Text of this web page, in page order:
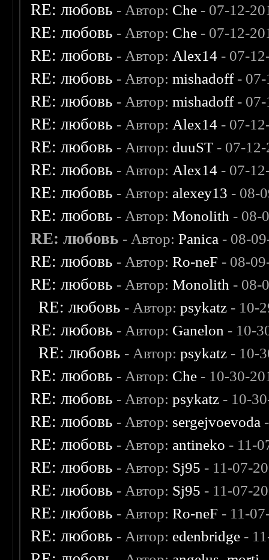
RE: любовь - Автор: Che - 07-12-
RE: любовь - Автор: Che - 07-12-
RE: любовь - Автор: Alex14 - 07-
RE: любовь - Автор:mishadoff- 07-
RE: любовь - Автор:mishadoff- 07-
RE: любовь - Автор: Alex14 - 07-
RE: любовь - Автор: duuST - 07-
RE: любовь - Автор: Alex14 - 07-
RE: любовь - Автор: alexey13 - 08-
RE: любовь - Автор:Monolith - 08-
RE: любовь - Автор:Panica - 08-
RE: любовь - Автор:Ro-neF - 08-
RE: любовь - Автор:Monolith - 08-
RE: любовь - Автор:psykatz - 10-
RE: любовь - Автор: Ganelon - 10-
RE: любовь - Автор:psykatz - 10-
RE: любовь - Автор: Che - 10-30-
RE: любовь - Автор:psykatz - 10-
RE: любовь - Автор: sergejvoevoda
RE: любовь - Автор: antineko - 11-
RE: любовь - Автор: Sj95 - 11-07-
RE: любовь - Автор: Sj95 - 11-07-
RE: любовь - Автор:Ro-neF - 11-
RE: любовь - Автор: edenbridge -